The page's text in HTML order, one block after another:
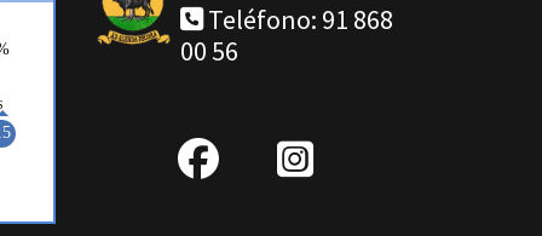
Teléfono: 91 868
00 56
fab
IG